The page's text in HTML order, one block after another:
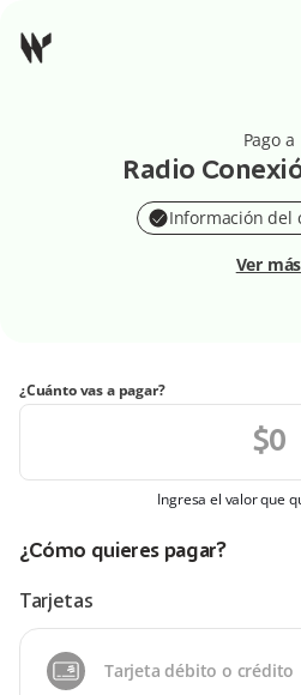
Pago a
Radio
Información del
Ver más
¿Cuánto vas a pagar?
Ingresa el valor que
¿Cómo quieres pagar?
Tarjetas
Tarjeta débito o crédito